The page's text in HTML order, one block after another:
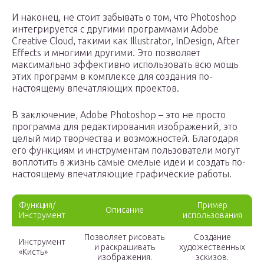
И наконец, не стоит забывать о том, что Photoshop
интегрируется с другими программами Adobe
Creative Cloud, такими как Illustrator, InDesign, After
Effects и многими другими. Это позволяет
максимально эффективно использовать всю мощь
этих программ в комплексе для создания по-
настоящему впечатляющих проектов.
В заключение, Adobe Photoshop – это не просто
программа для редактирования изображений, это
целый мир творчества и возможностей. Благодаря
его функциям и инструментам пользователи могут
воплотить в жизнь самые смелые идеи и создать по-
настоящему впечатляющие графические работы.
Функция/
Инструмент
Описание
Пример
использования
Инструмент
«Кисть»
Позволяет рисовать
и раскрашивать
изображения.
Создание
художественных
эскизов.